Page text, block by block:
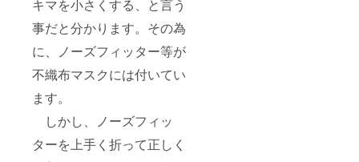
キマを小さくする、と言う
事だと分かります。その為
に、ノーズフィッター等が
不織布マスクには付いてい
ます。
しかし、ノーズフィッ
ターを上手く折って正しく